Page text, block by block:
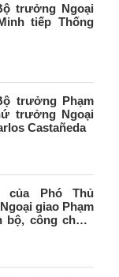
trưởng Ngoại
tiếp Thống
trưởng Phạm
trưởng Ngoại
Castañeda
của Phó Thủ
giao Phạm
công chức,